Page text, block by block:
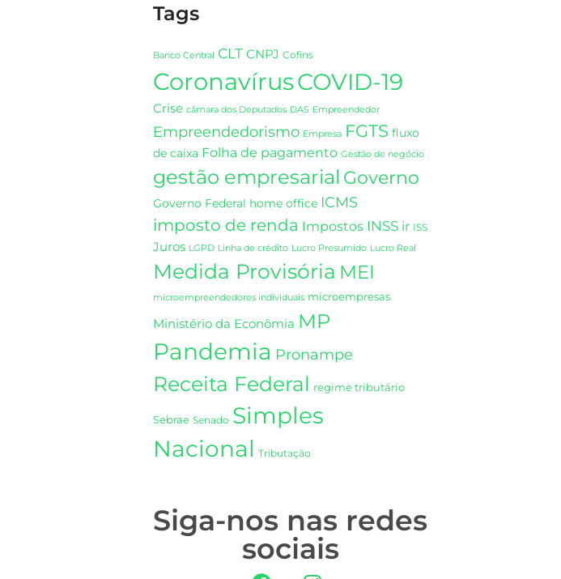
Tags
Banco Central CLT CNPJ Cofins
CoronavírusCOVID-19
Crise câmara dos Deputados DAS Empreendedor
Empreendedorismo Empresa FGTS fluxo
de caixa Folha de pagamento Gestão de negócio
gestão empresarial Governo
Governo Federal home office ICMS
imposto de renda Impostos INSS ir ISS
Juros LGPD Linha de crédito Lucro Presumido Lucro Real
Medida Provisória MEI
microempreendedores individuais microempresas
Ministério da Econômia MP
Pandemia Pronampe
Receita Federal regime tributário
Sebrae Senado Simples
Nacional Tributação
Siga-nos nas redes
sociais